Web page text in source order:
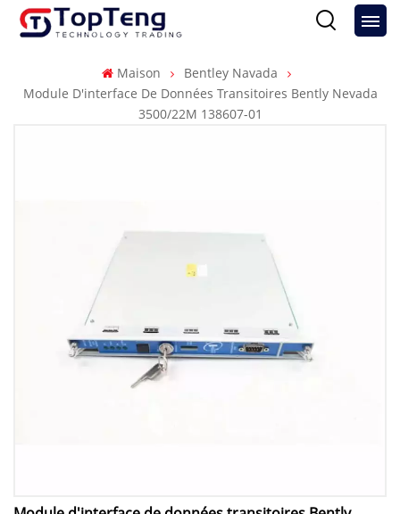
Maison
Bentley Navada
Module D'interface De Données Transitoires Bently Nevada
3500/22M 138607-01